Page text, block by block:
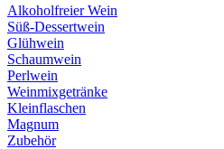
Alkoholfreier Wein
Süß-Dessertwein
Glühwein
Schaumwein
Perlwein
Weinmixgetränke
Kleinflaschen
Magnum
Zubehör